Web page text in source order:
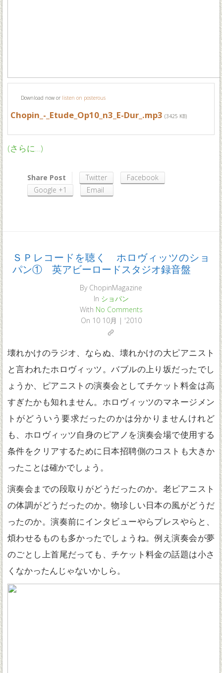
Download now or listen on posterous
Chopin_-_Etude_Op10_n3_E-Dur_.mp3 (3425 KB)
(さらに…)
Share Post Twitter
Facebook
Google +1
Email
ＳＰレコードを聴く ホロヴィッツのショ
パン① 英アビーロードスタジオ録音盤
ByChopinMagazine
In ショパン
With No Comments
On 10 10月 | '2010
壊れかけのラジオ、ならぬ、壊れかけの大ピアニスト
と言われたホロヴィッツ。バブルの上り坂だったでし
ょうか、ピアニストの演奏会としてチケット料金は高
すぎたかも知れません。ホロヴィッツのマネージメン
トがどういう要求だったのかは分かりませんけれど
も、ホロヴィッツ自身のピアノを演奏会場で使用する
条件をクリアするために日本招聘側のコストも大きか
ったことは確かでしょう。
演奏会までの段取りがどうだったのか。老ピアニスト
の体調がどうだったのか。物珍しい日本の風がどうだ
ったのか。演奏前にインタビューやらプレスやらと、
煩わせるものも多かったでしょうね。例え演奏会が夢
のごとし上首尾だっても、チケット料金の話題は小さ
くなかったんじゃないかしら。